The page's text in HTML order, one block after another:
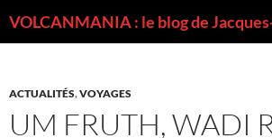
ACTUALITÉS,VOYAGES
UM FRUTH, WADI